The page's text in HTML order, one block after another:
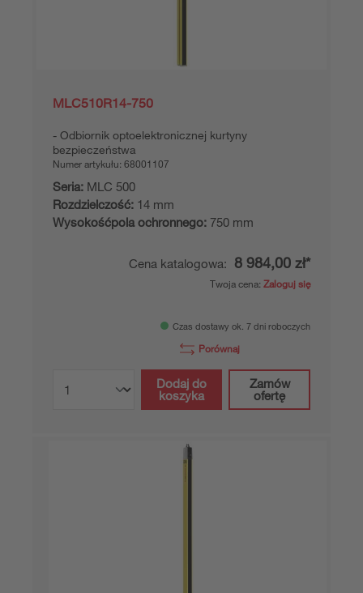
MLC510R14-750
Odbiornik optoelektronicznej kurtyny
bezpieczeństwa
Numer artykułu: 68001107
Seria: MLC 500
Rozdzielczość: 14 mm
Wysokośćpola ochronnego: 750 mm
Cena katalogowa: 8 984,00 zł*
Twoja cena: Zaloguj się
Czas dostawy ok. 7 dni roboczych
Porównaj
Dodaj do
koszyka
Zamów
ofertę